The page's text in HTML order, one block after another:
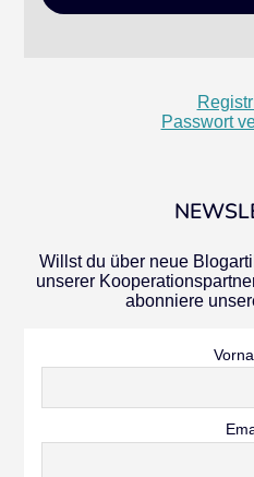
Passwort
Willst du über neue
unserer
abonniere